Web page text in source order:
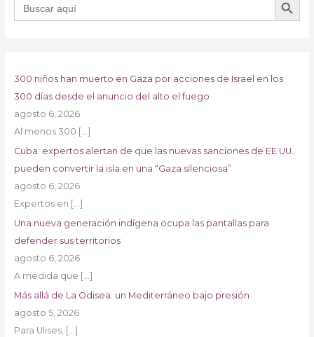
300 niños han muerto en Gaza por acciones de Israel en los
300 días desde el anuncio del alto el fuego
agosto 6, 2026
Al menos 300 […]
Cuba: expertos alertan de que las nuevas sanciones de EE.UU.
pueden convertir la isla en una “Gaza silenciosa”
agosto 6, 2026
Expertos en […]
Una nueva generación indígena ocupa las pantallas para
defender sus territorios
agosto 6, 2026
A medida que […]
Más allá de La Odisea: un Mediterráneo bajo presión
agosto 5, 2026
Para Ulises, […]